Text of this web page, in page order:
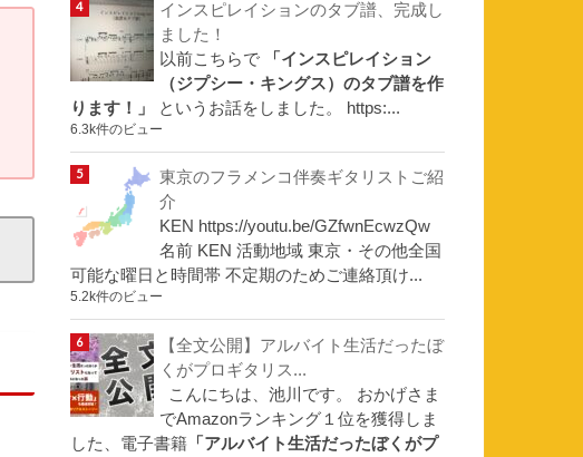
インスピレイションのタブ譜、完成し
ました！
以前こちらで
「インスピレイション
（ジプシー・キングス）のタブ譜を作
ります！」
というお話をしました。 https:...
6.3k件のビュー
東京のフラメンコ伴奏ギタリストご紹
介
KEN https://youtu.be/GZfwnEcwzQw
名前 KEN 活動地域 東京・その他全国
可能な曜日と時間帯 不定期のためご連絡頂け...
5.2k件のビュー
【全文公開】アルバイト生活だったぼ
くがプロギタリス...
こんにちは、池川です。 おかげさま
でAmazonランキング１位を獲得しま
した、電子書籍 「アルバイト生活だったぼくがプ